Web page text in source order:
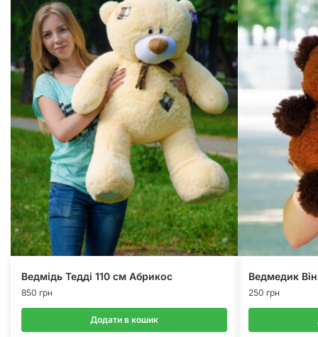
Ведмідь Тедді 110 см Абрикос
850 грн
Додати в кошик
Ведмедик
250 грн